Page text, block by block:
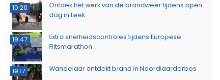
10:20
Ontdek het werk van de brandweer tijdens open
dag in Leek
19:47
Extra snelheidscontroles tijdens Europese
Flitsmarathon
19:17 Wandelaar ontdekt brand in Noordlaarderbos